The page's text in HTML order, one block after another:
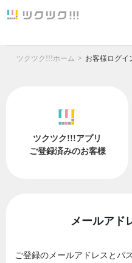
ツクツク!!!ホーム お客様ログイ
ツクツク!!!アプリ
ご登録済みのお客様
メールアド
ご登録のメールアドレスとパ